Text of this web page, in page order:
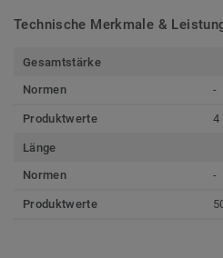
Technische Merkmale &
Gesamtstärke
Normen
-
Produktwerte 4
Länge
Normen
-
Produktwerte